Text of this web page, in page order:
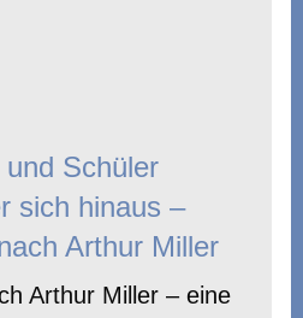
Schüler
sich hinaus –
Arthur Miller
Arthur Miller – eine